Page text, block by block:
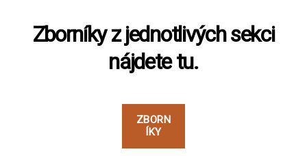
Zborníky z jednotlivých sekci
nájdete tu.
ZBORN
ÍKY